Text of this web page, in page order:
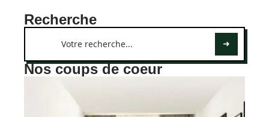
Recherche
Nos coups de coeur